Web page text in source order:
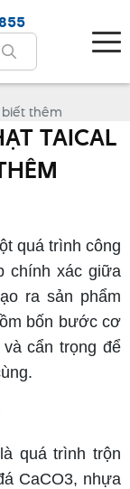
thêm
TAICAL
quá trình công
chính xác giữa
ra sản phẩm
bốn bước cơ
cẩn trọng để
quá trình trộn
CaCO3, nhựa